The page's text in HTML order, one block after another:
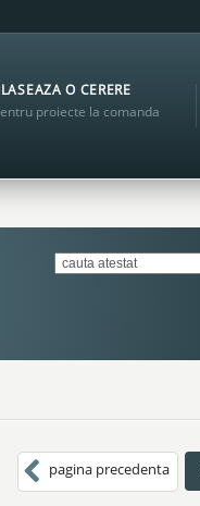
O CERERE
proiecte la comanda
pagina precedenta